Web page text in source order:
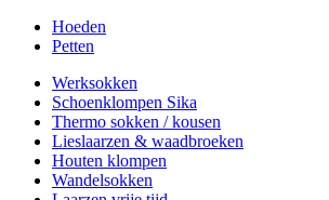
Hoeden
Petten
Werksokken
Schoenklompen Sika
Thermo sokken / kousen
Lieslaarzen & waadbroeken
Houten klompen
Wandelsokken